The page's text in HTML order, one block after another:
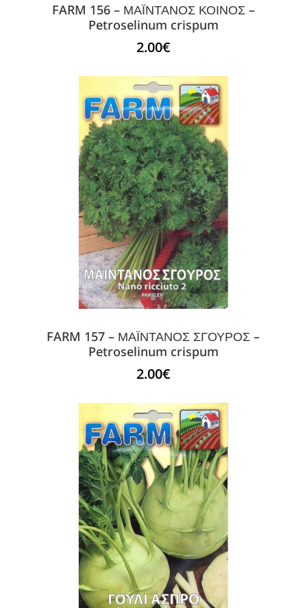
FARM 156 – ΜΑΪΝΤΑΝΟΣ ΚΟΙΝΟΣ –
Petroselinum crispum
2.00€
FARM 157 – ΜΑΪΝΤΑΝΟΣ ΣΓΟΥΡΟΣ –
Petroselinum crispum
2.00€